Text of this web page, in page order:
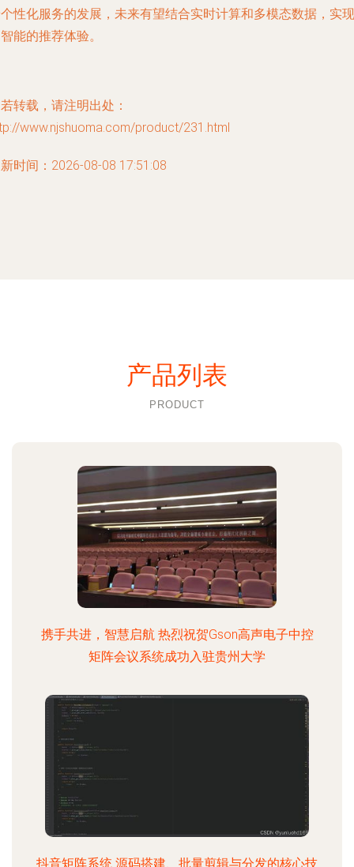
性化服务的发展，未来有望结合实时计算和多模态数据，实现
能的推荐体验。
转载，请注明出处：
www.njshuoma.com/product/231.html
时间：2026-08-08 17:51:08
产品列表
PRODUCT
携手共进，智慧启航 热烈祝贺Gson高声电子中控
矩阵会议系统成功入驻贵州大学
抖音矩阵系统 源码搭建、批量剪辑与分发的核心技